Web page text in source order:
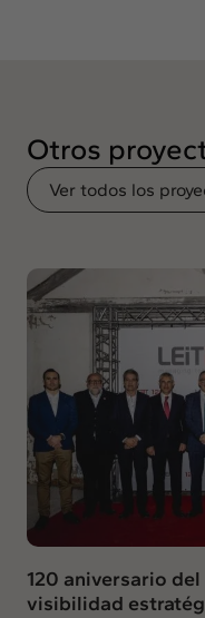
Otros
Ver todos los
120 aniversario
visibilidad